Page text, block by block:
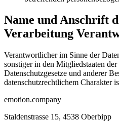
Name und Anschrift
Verarbeitung
Verantwortlicher im Sinne der
sonstiger in den Mitgliedstaaten
Datenschutzgesetze und anderer
datenschutzrechtlichem Charakter
emotion.company
Staldenstrasse 15, 4538 Oberbipp